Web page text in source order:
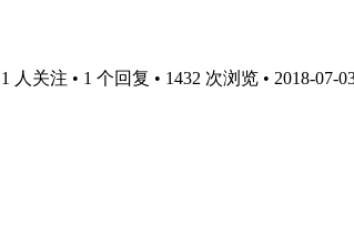
人关注 • 1 个回复 • 1432 次浏览 • 2018-07-